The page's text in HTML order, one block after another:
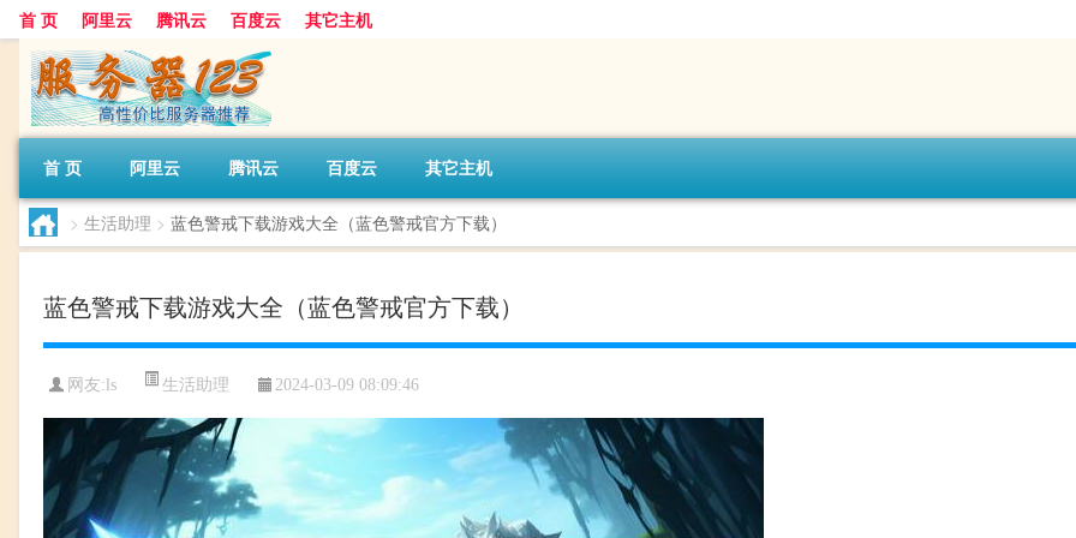
首 页 阿里云 腾讯云 百度云 其它主机
首 页 阿里云 腾讯云 百度云 其它主机
> 生活助理 > 蓝色警戒下载游戏大全（蓝色警戒官方下载）
蓝色警戒下载游戏大全（蓝色警戒官方下载）
网友:ls 生活助理 2024-03-09 08:09:46